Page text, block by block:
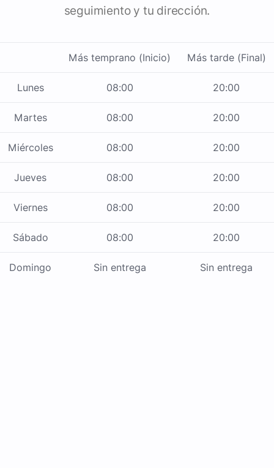
seguimiento y tu dirección.
Más temprano (Inicio) Más tarde (Final)
Lunes 08:00 20:00
Martes 08:00 20:00
Miércoles 08:00 20:00
Jueves 08:00 20:00
Viernes 08:00 20:00
Sábado 08:00 20:00
Domingo Sin entrega Sin entrega